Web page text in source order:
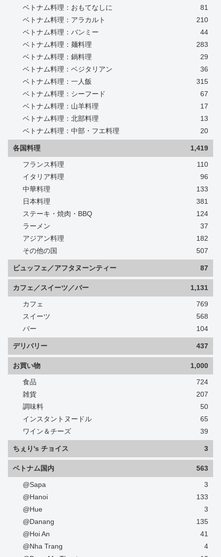
ベトナム料理：おもてなしに
81
ベトナム料理：アラカルト
210
ベトナム料理：バンミー
44
ベトナム料理：麺料理
283
ベトナム料理：鍋料理
29
ベトナム料理：ベジタリアン
36
ベトナム料理：一人飯
315
ベトナム料理：シーフード
67
ベトナム料理：山羊料理
17
ベトナム料理：北部料理
13
ベトナム料理：中部・フエ料理
20
各国料理 1,419
フランス料理
110
イタリア料理
96
中華料理
133
日本料理
381
ステーキ・焼肉・BBQ
124
ラーメン
37
アジアン料理
182
その他の国
507
ビュッフェ／アフタヌーンティー 87
カフェ／スイーツ／バー 1,131
カフェ
769
スイーツ
568
バー
104
デリバリー 437
お買い物 1,000
食品
724
雑貨
207
調味料
50
インスタントヌードル
65
ワイン＆チーズ
39
ちぇり's チョイス 3
ベトナム国内 563
@Sapa
3
@Hanoi
133
@Hue
3
@Danang
135
@Hoi An
41
@Nha Trang
4